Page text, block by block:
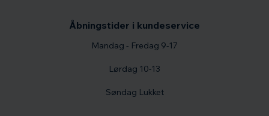
Åbningstider i kundeservice
Mandag - Fredag 9-17
Lørdag 10-13
Søndag Lukket